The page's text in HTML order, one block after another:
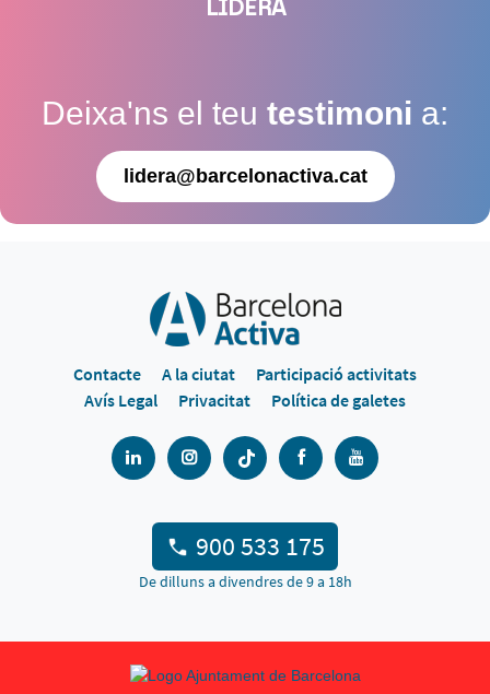
LIDERA
Deixa'ns el teu testimoni a:
lidera@barcelonactiva.cat
Contacte A la ciutat
Participació activitats
Avís Legal
Privacitat Política de galetes
900 533 175
De dilluns a divendres de 9 a 18h